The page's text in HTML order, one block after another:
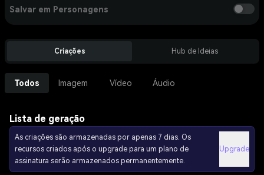
Salvar em Personagens
Criações Hub de Ideias
Todos Imagem Vídeo Áudio
Lista de geração
As criações são armazenadas por apenas 7 dias. Os
recursos criados após o upgrade para um plano de
assinatura serão armazenados permanentemente.
Upgrade